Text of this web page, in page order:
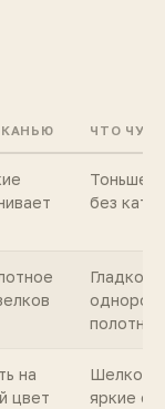
ЧТО
Тоньше,
без
Гладкое
полотно
на
цвет
яркие